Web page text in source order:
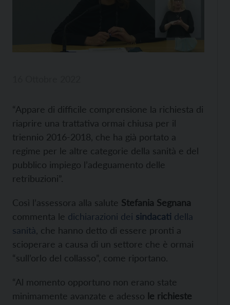
“Appare di difficile comprensione la richiesta di
riaprire una trattativa ormai chiusa per il
triennio 2016-2018, che ha già portato a
regime per le altre categorie della sanità e del
pubblico impiego l’adeguamento delle
retribuzioni”.
Così l’assessora alla salute Stefania Segnana
commenta le dichiarazioni dei sindacati della
sanità , che hanno detto di essere pronti a
scioperare a causa di un settore che è ormai
“sull’orlo del collasso”, come riportano.
“Al momento opportuno non erano state
minimamente avanzate e adesso le richieste